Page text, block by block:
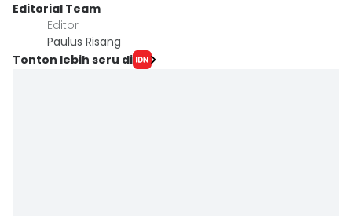
Editorial Team
Editor
Paulus Risang
Tonton lebih seru di